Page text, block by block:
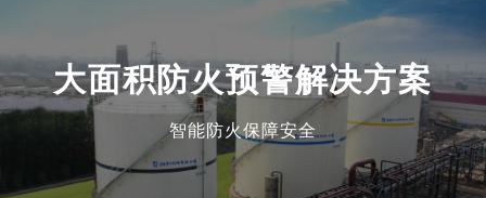
大面积防火预警解决方案
智能防火保障安全